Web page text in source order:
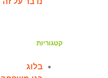
קטגוריות
בלוג